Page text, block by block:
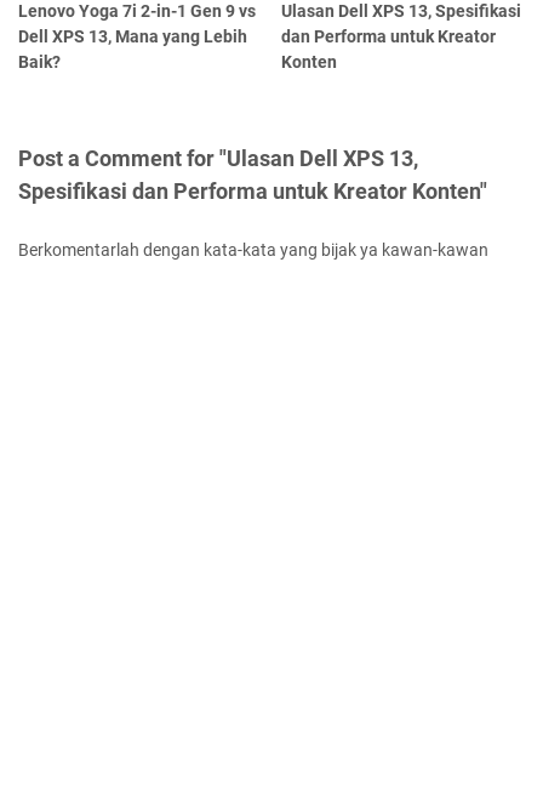
Lenovo Yoga 7i 2-in-1 Gen 9 vs
Dell XPS 13, Mana yang Lebih
Baik?
Ulasan Dell XPS 13, Spesifikasi
dan Performa untuk Kreator
Konten
Post a Comment for "Ulasan Dell XPS 13,
Spesifikasi dan Performa untuk Kreator Konten"
Berkomentarlah dengan kata-kata yang bijak ya kawan-kawan